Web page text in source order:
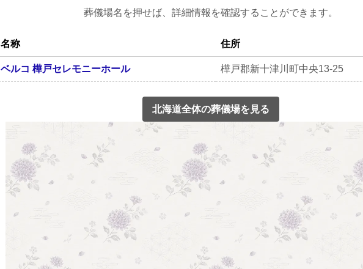
葬儀場名を押せば、詳細情報を確認することができます。
名称 住所
ベルコ 樺戸セレモニーホール 樺戸郡新十津川町中央13-25
北海道全体の葬儀場を見る